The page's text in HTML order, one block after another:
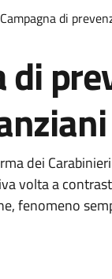
Campagna di
di
dei
volta a
fenomeno